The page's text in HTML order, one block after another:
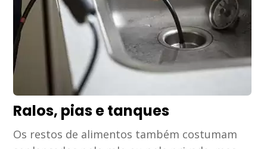
Ralos, pias e tanques
Os restos de alimentos também costumam